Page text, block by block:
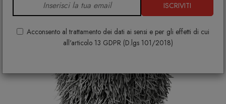
ISCRIVITI
Acconsento al trattamento dei dati ai sensi e per gli effetti di cui
all'articolo 13 GDPR (D.lgs 101/2018)